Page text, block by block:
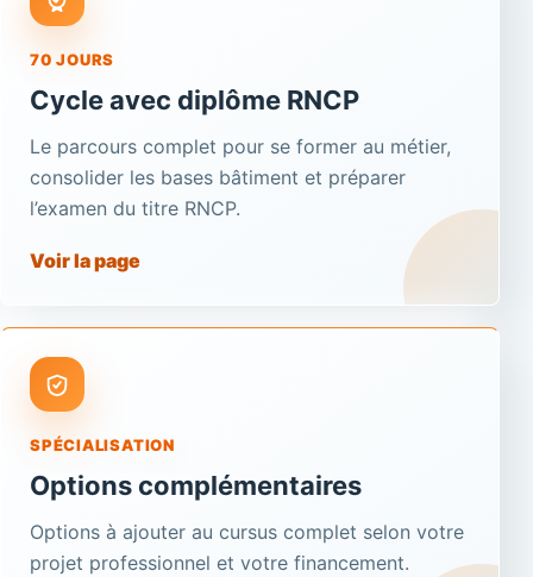
70 JOURS
Cycle avec diplôme RNCP
Le parcours complet pour se former au métier,
consolider les bases bâtiment et préparer
l’examen du titre RNCP.
Voir la page
SPÉCIALISATION
Options complémentaires
Options à ajouter au cursus complet selon votre
projet professionnel et votre financement.